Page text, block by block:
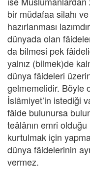
bir müdafaa silahı ve
hazırlanması
dünyada olan
da bilmesi pek
yalnız (bilmek)de
dünya fâideleri
gelmemelidir. Böyle
İslâmiyet’in istediği
fâide bulunursa
teâlânın emri
kurtulmak için
dünya fâidelerinin
vermez.